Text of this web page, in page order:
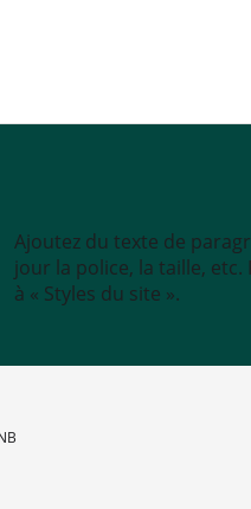
Ajoutez du texte de
jour la police, la taille,
à « Styles du site ».